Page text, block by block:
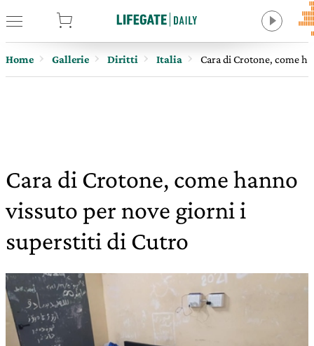
Home Gallerie Diritti Italia Cara di Crotone, come
Cara di Crotone, come hanno
vissuto per nove giorni i
superstiti di Cutro